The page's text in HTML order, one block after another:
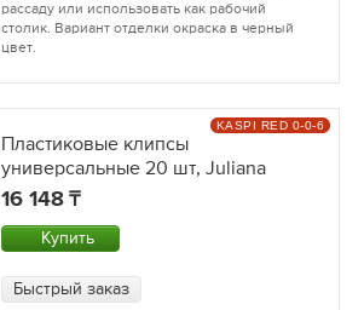
рассаду или использовать как рабочий
столик. Вариант отделки окраска в черный
цвет.
Пластиковые клипсы
универсальные 20 шт, Juliana
16 148
Купить
Быстрый заказ
KASPI RED 0-0-6